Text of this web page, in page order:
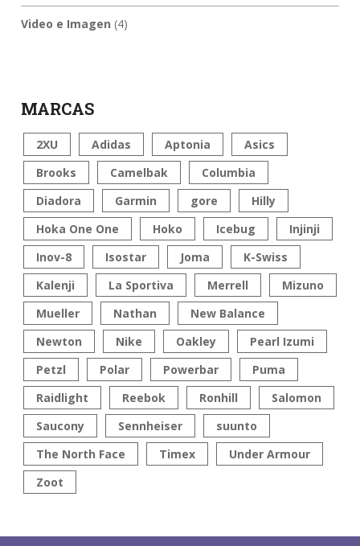
Video e Imagen (4)
MARCAS
2XU Adidas Aptonia
Asics
Brooks
Camelbak
Columbia
Diadora
Garmin gore
Hilly
Hoka One One
Hoko Icebug
Injinji
Inov-8
Isostar Joma
K-Swiss
Kalenji
La Sportiva Merrell
Mizuno
Mueller
Nathan
New Balance
Newton
Nike Oakley
Pearl Izumi
Petzl
Polar Powerbar
Puma
Raidlight
Reebok Ronhill
Salomon
Saucony
Sennheiser
suunto
The North Face
Timex
Under Armour
Zoot